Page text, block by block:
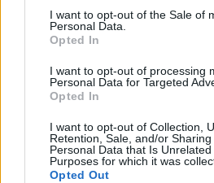
consent section.
I want to opt-out of the Sale of
Personal Data.
Opted In
I want to opt-out of processing
Personal Data for Targeted
Opted In
I want to opt-out of Collection,
Retention, Sale, and/or
Personal Data that Is
Purposes for which it was
Opted Out
A Nemzeti Filharmonikusok
koncertje 2014. január 30-
megrendezésre, a
Bartók Béla Nemzeti
A műsor:
Sibelius: Valse triste, op.
ból